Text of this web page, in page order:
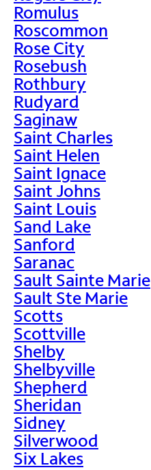
Romulus
Roscommon
Rose City
Rosebush
Rothbury
Rudyard
Saginaw
Saint Charles
Saint Helen
Saint Ignace
Saint Johns
Saint Louis
Sand Lake
Sanford
Saranac
Sault Sainte Marie
Sault Ste Marie
Scotts
Scottville
Shelby
Shelbyville
Shepherd
Sheridan
Sidney
Silverwood
Six Lakes